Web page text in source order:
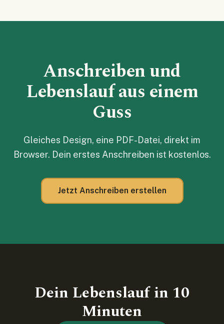
Anschreiben und
Lebenslauf aus einem
Guss
Gleiches Design, eine PDF-Datei, direkt im
Browser. Dein erstes Anschreiben ist kostenlos.
Jetzt Anschreiben erstellen
Dein Lebenslauf in 10
Minuten